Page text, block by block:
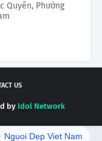
Quyến, Phường
US
by Idol Network
Nguoi Dep Viet Nam